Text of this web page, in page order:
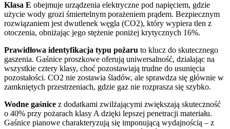
Klasa E obejmuje urządzenia elektryczne pod napięciem, gdzie
użycie wody grozi śmiertelnym porażeniem prądem. Bezpiecznym
rozwiązaniem jest dwutlenek węgla (CO2), który wypiera tlen z
otoczenia, obniżając jego stężenie poniżej krytycznych 16%.
Prawidłowa identyfikacja typu pożaru to klucz do skutecznego
gaszenia. Gaśnice proszkowe oferują uniwersalność, działając na
wszystkie cztery klasy, choć pozostawiają trudne do usunięcia
pozostałości. CO2 nie zostawia śladów, ale sprawdza się głównie w
zamkniętych przestrzeniach, gdzie gaz nie rozprasza się szybko.
Wodne gaśnice z dodatkami zwilżającymi zwiększają skuteczność
o 40% przy pożarach klasy A dzięki lepszej penetracji materiału.
Gaśnice pianowe charakteryzują się imponującą wydajnością – z